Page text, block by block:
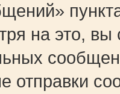
на это,
отправки